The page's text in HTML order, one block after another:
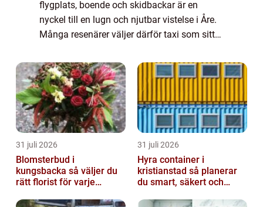
flygplats, boende och skidbackar är en
nyckel till en lugn och njutbar vistelse i Åre.
Många resenärer väljer därför taxi som sitt
flexibel lösning som fungerar lika br...
31 juli 2026
Blomsterbud i
kungsbacka så väljer du
rätt florist för varje
31 juli 2026
Hyra container i
kristianstad så planerar
du smart, säkert och